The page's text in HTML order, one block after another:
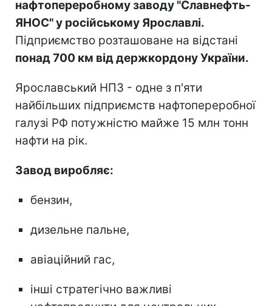
нафтопереробному заводу "Славнефть-
ЯНОС" у російському Ярославлі.
Підприємство розташоване на відстані
понад 700 км від держкордону України.
Ярославський НПЗ - одне з п'яти
найбільших підприємств нафтопереробної
галузі РФ потужністю майже 15 млн тонн
нафти на рік.
Завод виробляє:
бензин,
дизельне пальне,
авіаційний гас,
інші стратегічно важливі